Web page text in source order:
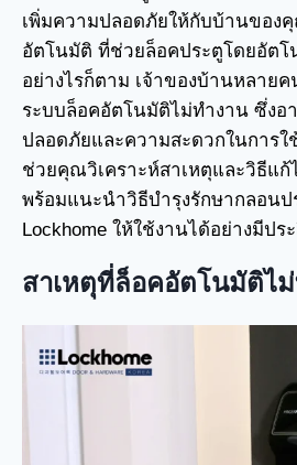
เพิ่มความปลอดภัยให้กับบ้านของ
อัตโนมัติ ที่ช่วยล็อคประตูโดยอัตโ
อย่างไรก็ตาม เจ้าของบ้านหลาย
ระบบล็อคอัตโนมัติไม่ทำงาน ซึ่งอ
ปลอดภัยและความสะดวกในการ
ช่วยคุณวิเคราะห์สาเหตุและวิธีแ
พร้อมแนะนำวิธีบำรุงรักษากลอนป
Lockhome ให้ใช้งานได้อย่างมีปร
สาเหตุที่ล็อคอัตโนมัติไ